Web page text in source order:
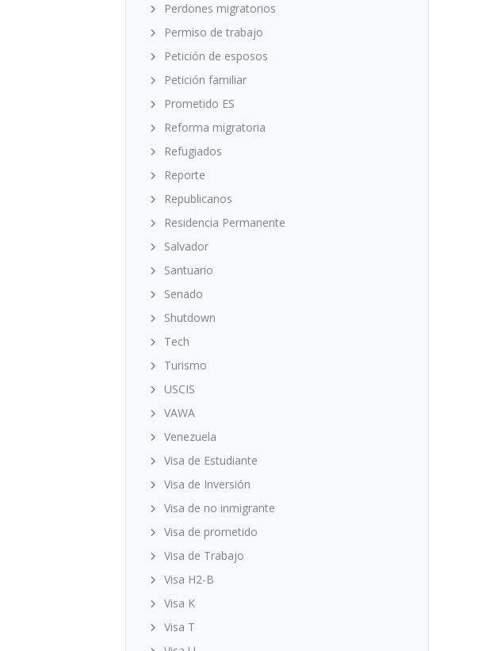
Perdones migratorios
Permiso de trabajo
Petición de esposos
Petición familiar
Prometido ES
Reforma migratoria
Refugiados
Reporte
Republicanos
Residencia Permanente
Salvador
Santuario
Senado
Shutdown
Tech
Turismo
USCIS
VAWA
Venezuela
Visa de Estudiante
Visa de Inversión
Visa de no inmigrante
Visa de prometido
Visa de Trabajo
Visa H2-B
Visa K
Visa T